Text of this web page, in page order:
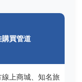
購買管道
線上商城、知名旅